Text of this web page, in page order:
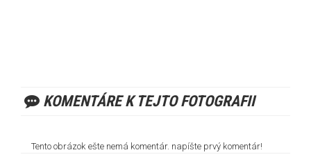
KOMENTÁRE K TEJTO FOTOGRAFII
Tento obrázok ešte nemá komentár. napíšte prvý komentár!